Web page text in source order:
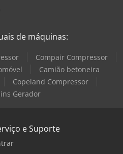
de máquinas:
Compair Compressor
Camião betoneira
Copeland Compressor
Gerador
e Suporte